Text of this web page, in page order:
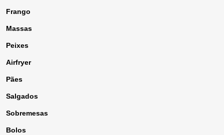
Frango
Massas
Peixes
Airfryer
Pães
Salgados
Sobremesas
Bolos